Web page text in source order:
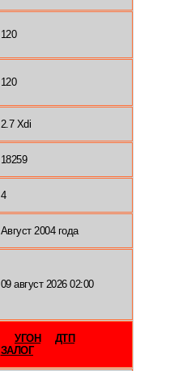
120
120
2.7 Xdi
18259
4
Август 2004 года
09 август 2026 02:00
УГОН
ДТП
ЗАЛОГ